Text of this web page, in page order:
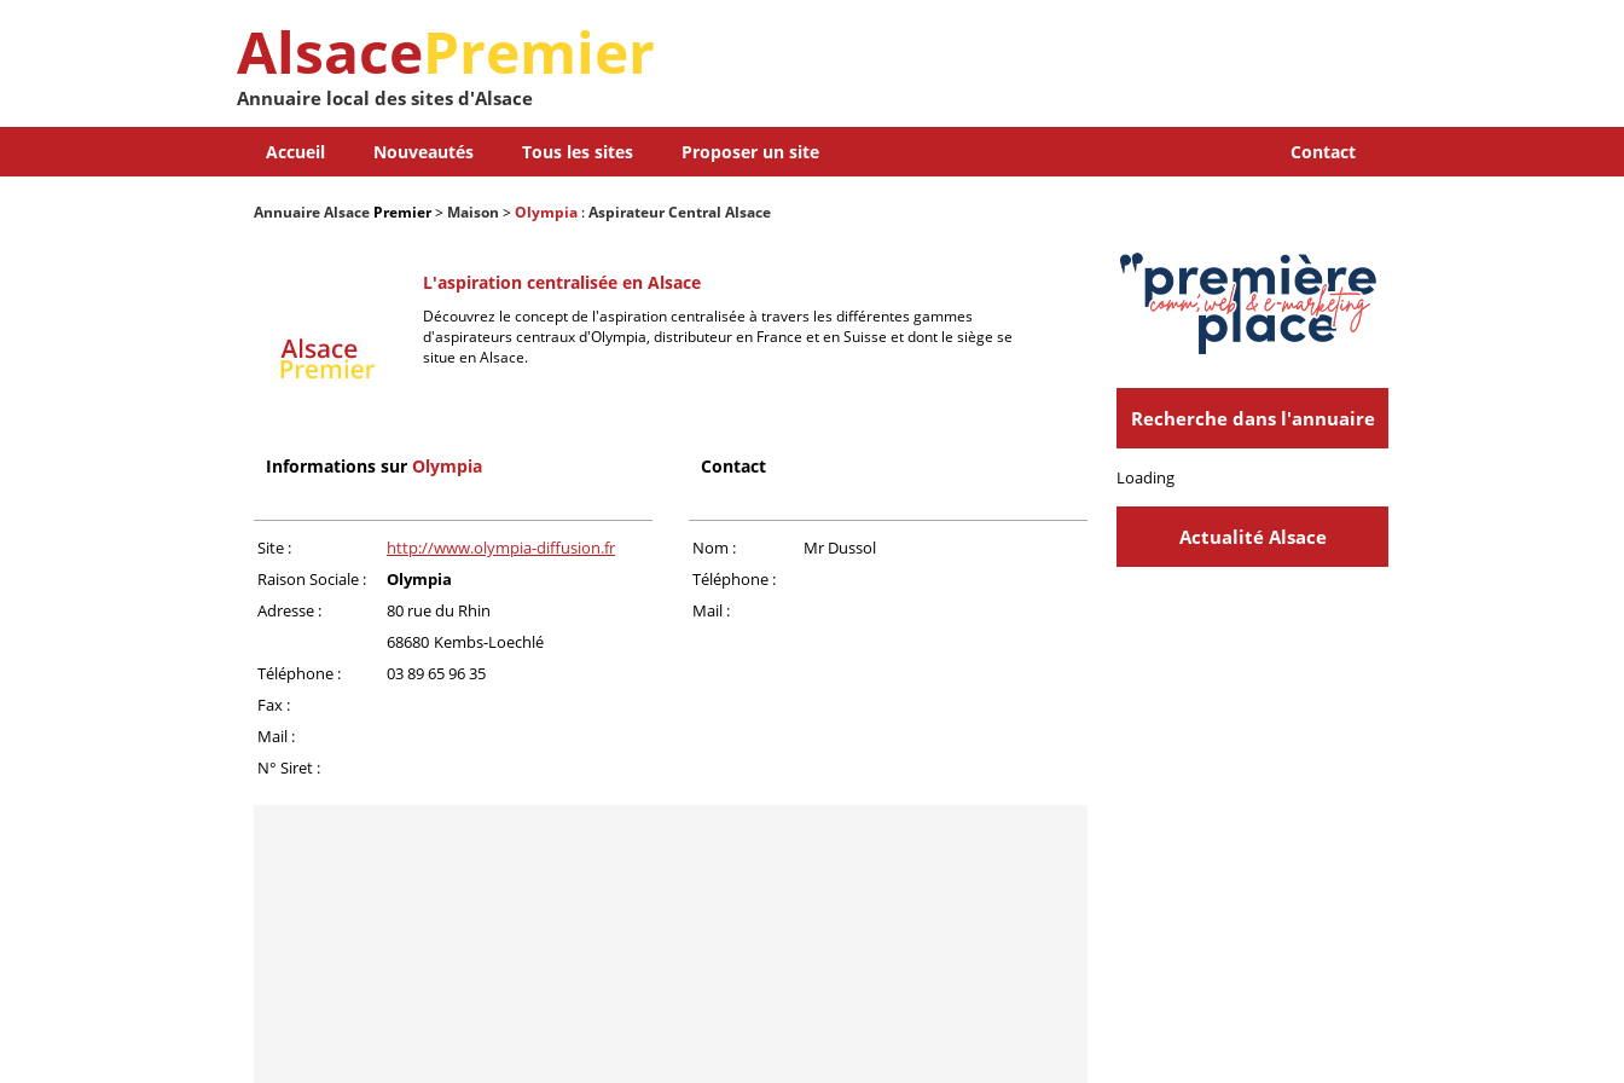
AlsacePremier
Annuaire local des sites d'Alsace
Accueil Nouveautés Tous les sites Proposer un site Contact
Annuaire Alsace Premier> Maison >Olympia :Aspirateur Central Alsace
L'aspiration centralisée en Alsace
Découvrez le concept de l'aspiration centralisée à travers les différentes gammes
d'aspirateurs centraux d'Olympia, distributeur en France et en Suisse et dont le siège se
situe en Alsace.
Informations sur Olympia Contact
Site :
http://www.olympia-diffusion.fr
Raison Sociale :
Olympia
Adresse :
80 rue du Rhin
68680 Kembs-Loechlé
Téléphone :
03 89 65 96 35
Fax :
Mail :
N° Siret :
Nom :
Mr Dussol
Téléphone :
Mail :
Recherche dans l'annuaire
Loading
Actualité Alsace